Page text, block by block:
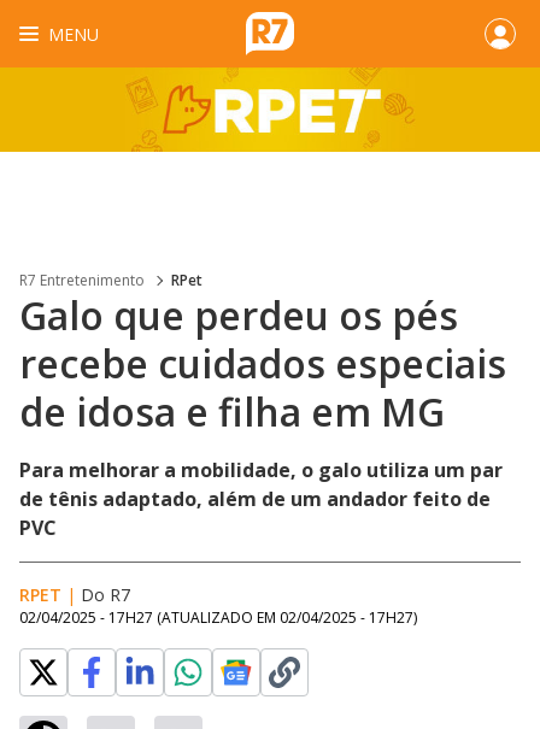
MENU
R7 Entretenimento RPet
Galo que perdeu os pés
recebe cuidados especiais
de idosa e filha em MG
Para melhorar a mobilidade, o galo utiliza um par
de tênis adaptado, além de um andador feito de
PVC
RPET | Do R7
02/04/2025 - 17H27 (ATUALIZADO EM 02/04/2025 - 17H27)